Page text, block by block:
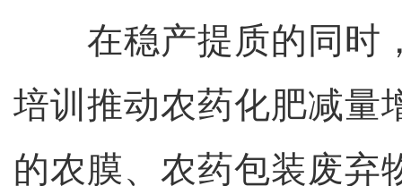
在稳产提质的同时
培训推动农药化肥减量
的农膜、农药包装废弃